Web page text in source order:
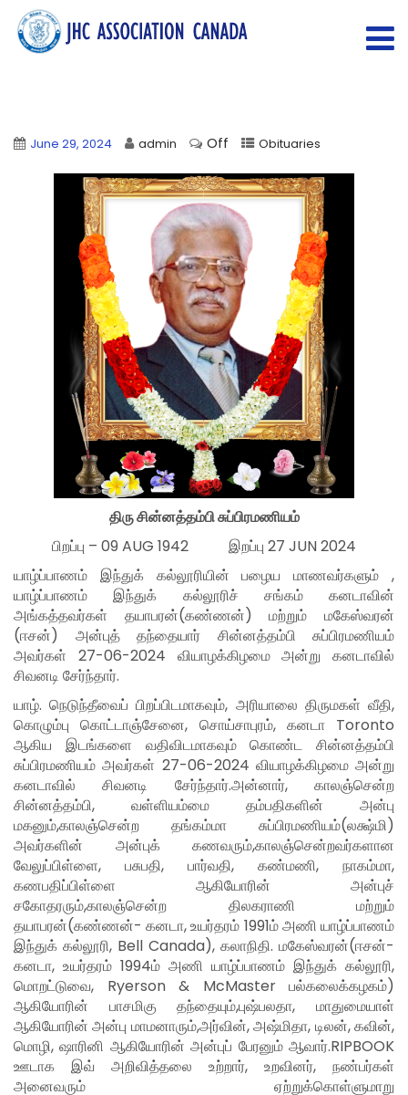
June 29, 2024 admin Off Obituaries
திரு சின்னத்தம்பி சுப்பிரமணியம்
பிறப்பு – 09 AUG 1942 இறப்பு 27 JUN 2024
யாழ்ப்பாணம் இந்துக் கல்லூரியின் பழைய மாணவர்களும் ,
யாழ்ப்பாணம் இந்துக் கல்லூரிச் சங்கம் கனடாவின்
அங்கத்தவர்கள் தயாபரன்(கண்ணன்) மற்றும் மகேஸ்வரன்
(ஈசன்) அன்புத் தந்தையார் சின்னத்தம்பி சுப்பிரமணியம்
அவர்கள் 27-06-2024 வியாழக்கிழமை அன்று கனடாவில்
சிவனடி சேர்ந்தார்.
யாழ். நெடுந்தீவைப் பிறப்பிடமாகவும், அரியாலை திருமகள் வீதி,
கொழும்பு கொட்டாஞ்சேனை, சொய்சாபுரம், கனடா Toronto
ஆகிய இடங்களை வதிவிடமாகவும் கொண்ட சின்னத்தம்பி
சுப்பிரமணியம் அவர்கள் 27-06-2024 வியாழக்கிழமை அன்று
கனடாவில் சிவனடி சேர்ந்தார்.அன்னார், காலஞ்சென்ற
சின்னத்தம்பி, வள்ளியம்மை தம்பதிகளின் அன்பு
மகனும்,காலஞ்சென்ற தங்கம்மா சுப்பிரமணியம்(லக்ஷ்மி)
அவர்களின் அன்புக் கணவரும்,காலஞ்சென்றவர்களான
வேலுப்பிள்ளை, பசுபதி, பார்வதி, கண்மணி, நாகம்மா,
கணபதிப்பிள்ளை ஆகியோரின் அன்புச்
சகோதரரும்,காலஞ்சென்ற திலகராணி மற்றும்
தயாபரன்(கண்ணன்- கனடா, உயர்தரம் 1991ம் அணி யாழ்ப்பாணம்
இந்துக் கல்லூரி, Bell Canada), கலாநிதி. மகேஸ்வரன்(ஈசன்-
கனடா, உயர்தரம் 1994ம் அணி யாழ்ப்பாணம் இந்துக் கல்லூரி,
மொறட்டுவை, Ryerson & McMaster பல்கலைக்கழகம்)
ஆகியோரின் பாசமிகு தந்தையும்,புஷ்பலதா, மாதுமையாள்
ஆகியோரின் அன்பு மாமனாரும்,அர்வின், அஷ்மிதா, டிலன், கவின்,
மொழி, ஷாரினி ஆகியோரின் அன்புப் பேரனும் ஆவார்.RIPBOOK
ஊடாக இவ் அறிவித்தலை உற்றார், உறவினர், நண்பர்கள்
அனைவரும் ஏற்றுக்கொள்ளுமாறு